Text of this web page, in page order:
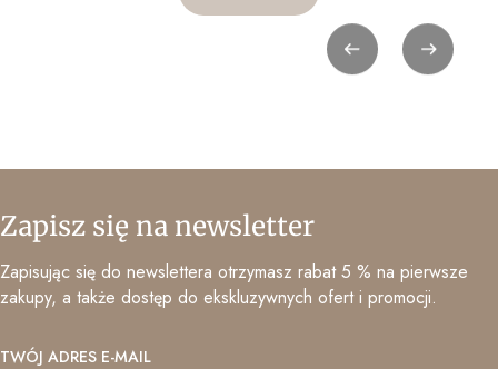
Zapisz się na newsletter
Zapisując się do newslettera otrzymasz rabat 5 % na pierwsze
zakupy, a także dostęp do ekskluzywnych ofert i promocji.
TWÓJ ADRES E-MAIL